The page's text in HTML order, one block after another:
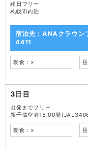
終日フリー
札幌市内泊
宿泊先：ANAクラウン
4411
朝食：×
3日目
出発までフリー
新千歳空港15:00発
朝食：×